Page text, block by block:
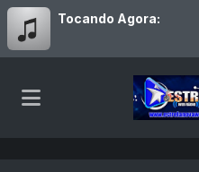
Tocando Agora: